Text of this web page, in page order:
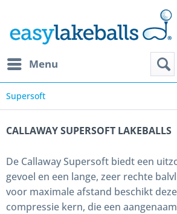
Menu
Supersoft
CALLAWAY SUPERSOFT LAKEBALLS
De Callaway Supersoft biedt een
gevoel en een lange, zeer rechte
voor maximale afstand beschikt
compressie kern, die een